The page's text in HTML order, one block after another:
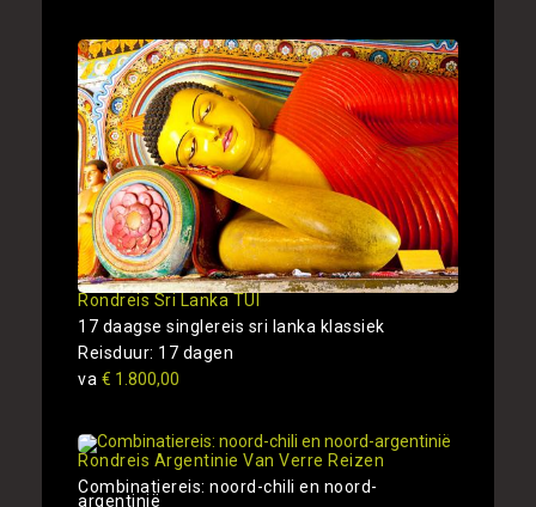
Rondreis Sri Lanka TUI
17 daagse singlereis sri lanka klassiek
Reisduur: 17 dagen
va € 1.800,00
Rondreis Argentinie Van Verre Reizen
Combinatiereis: noord-chili en noord-
argentinië